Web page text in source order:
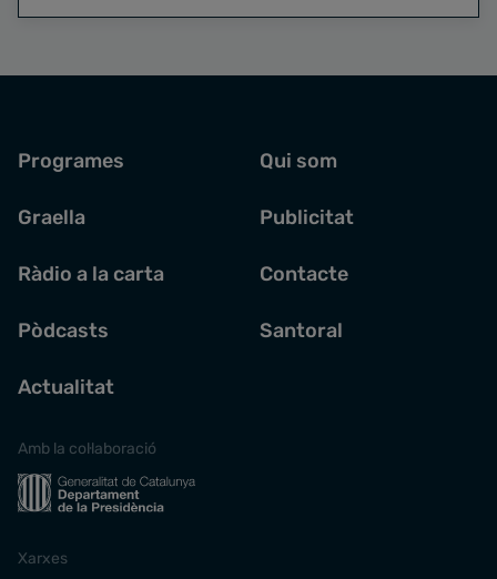
Programes
Graella
Ràdio a la carta
Pòdcasts
Actualitat
Qui som
Publicitat
Contacte
Santoral
Amb la col·laboració
Xarxes